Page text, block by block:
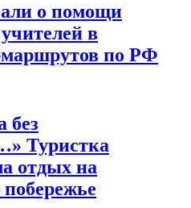
о помощи
в
по РФ
без
Туристка
отдых на